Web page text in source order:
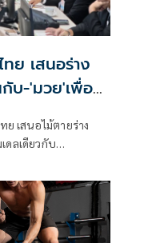
ย เสนอร่าง
บ-'มวย'เพื่อ
เสนอไม้ตายร่าง
ดลเดียวกับ
ออกจากบัญชีแนบท้าย
ให้ทันโลก